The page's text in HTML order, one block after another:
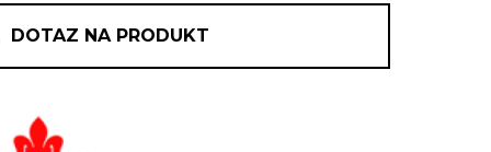
DOTAZ NA PRODUKT